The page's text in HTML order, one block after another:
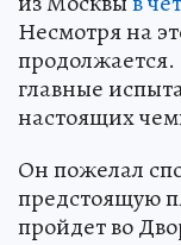
Несмотря на
продолжается.
главные
настоящих
Он пожелал
предстоящую
пройдет во